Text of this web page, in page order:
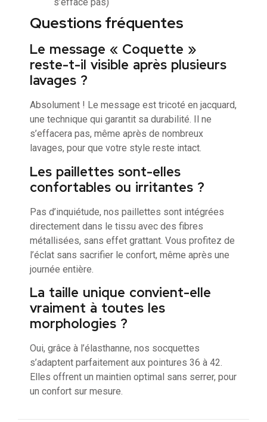
s’efface pas)
Questions fréquentes
Le message « Coquette »
reste-t-il visible après plusieurs
lavages ?
Absolument ! Le message est tricoté en jacquard,
une technique qui garantit sa durabilité. Il ne
s’effacera pas, même après de nombreux
lavages, pour que votre style reste intact.
Les paillettes sont-elles
confortables ou irritantes ?
Pas d’inquiétude, nos paillettes sont intégrées
directement dans le tissu avec des fibres
métallisées, sans effet grattant. Vous profitez de
l’éclat sans sacrifier le confort, même après une
journée entière.
La taille unique convient-elle
vraiment à toutes les
morphologies ?
Oui, grâce à l’élasthanne, nos socquettes
s’adaptent parfaitement aux pointures 36 à 42.
Elles offrent un maintien optimal sans serrer, pour
un confort sur mesure.